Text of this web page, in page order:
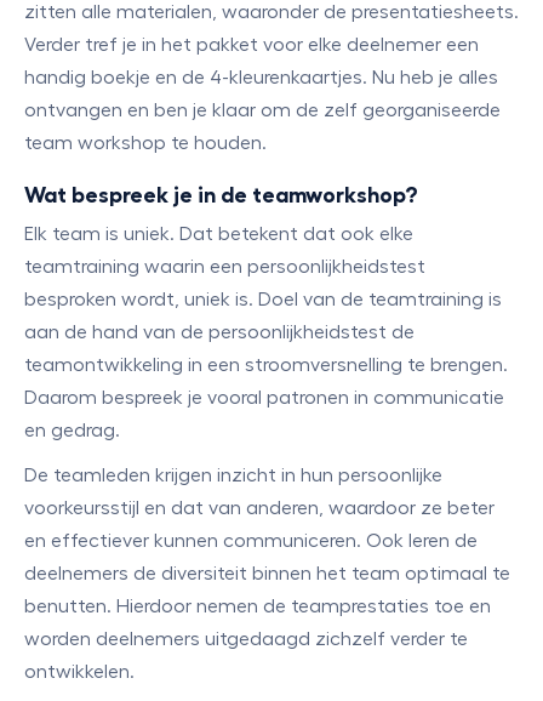
zitten alle materialen, waaronder de presentatiesheets.
Verder tref je in het pakket voor elke deelnemer een
handig boekje en de 4-kleurenkaartjes. Nu heb je alles
ontvangen en ben je klaar om de zelf georganiseerde
team workshop te houden.
Wat bespreek je in de teamworkshop?
Elk team is uniek. Dat betekent dat ook elke
teamtraining waarin een persoonlijkheidstest
besproken wordt, uniek is. Doel van de teamtraining is
aan de hand van de persoonlijkheidstest de
teamontwikkeling in een stroomversnelling te brengen.
Daarom bespreek je vooral patronen in communicatie
en gedrag.
De teamleden krijgen inzicht in hun persoonlijke
voorkeursstijl en dat van anderen, waardoor ze beter
en effectiever kunnen communiceren. Ook leren de
deelnemers de diversiteit binnen het team optimaal te
benutten. Hierdoor nemen de teamprestaties toe en
worden deelnemers uitgedaagd zichzelf verder te
ontwikkelen.